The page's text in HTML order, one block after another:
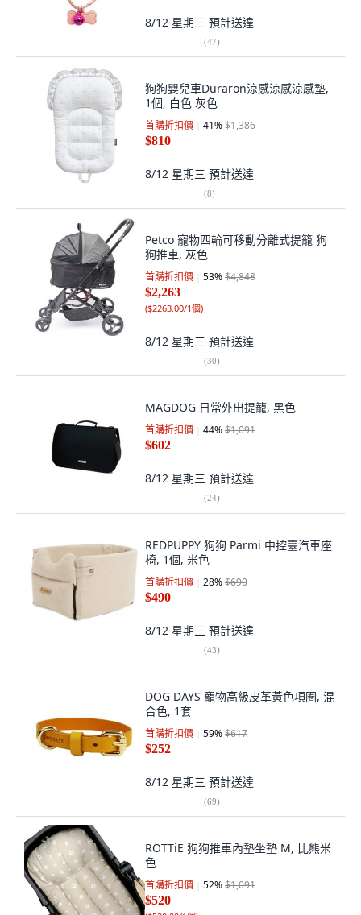
8/12 星期三 預計送達
(47)
狗狗嬰兒車Duraron涼感涼感涼感墊,
1個, 白色 灰色
首購折扣價 41%$1,386
$810
8/12 星期三 預計送達
(8)
Petco 寵物四輪可移動分離式提籠 狗
狗推車, 灰色
首購折扣價 53%$4,848
$2,263
($2263.00/1個)
8/12 星期三 預計送達
(30)
MAGDOG 日常外出提籠, 黑色
首購折扣價 44%$1,091
$602
8/12 星期三 預計送達
(24)
REDPUPPY 狗狗 Parmi 中控臺汽車座
椅, 1個, 米色
首購折扣價 28%$690
$490
8/12 星期三 預計送達
(43)
DOG DAYS 寵物高級皮革黃色項圈, 混
合色, 1套
首購折扣價 59%$617
$252
8/12 星期三 預計送達
(69)
ROTTiE 狗狗推車內墊坐墊 M, 比熊米
色
首購折扣價 52%$1,091
$520